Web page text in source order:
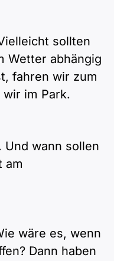
sollten
Wetter abhängig
fahren wir zum
im Park.
Und wann sollen
am
wäre es, wenn
Dann haben